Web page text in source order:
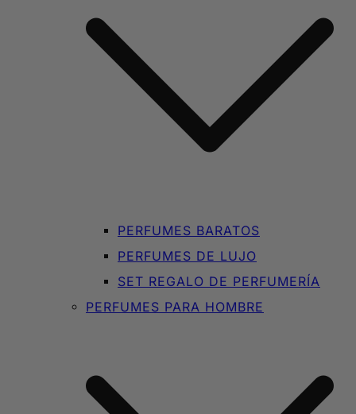
PERFUMES BARATOS
PERFUMES DE LUJO
SET REGALO DE PERFUMERÍA
PERFUMES PARA HOMBRE